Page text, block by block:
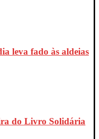
leva fado às aldeias
do Livro Solidária